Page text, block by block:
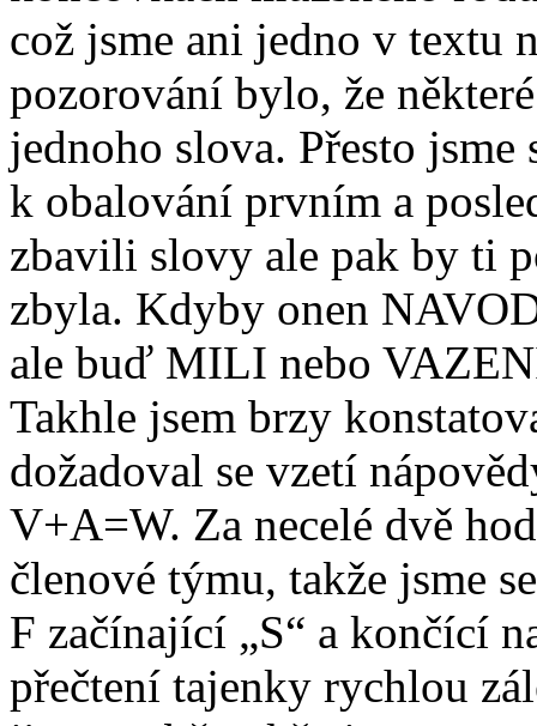
což jsme ani jedno v textu
pozorování bylo, že
jednoho slova. Přesto
k obalování prvním a
zbavili slovy ale pak by ti
zbyla. Kdyby onen
ale buď MILI nebo
Takhle jsem brzy
dožadoval se vzetí
V+A=W. Za necelé dvě
členové týmu, takže jsme
F začínající „S“ a končící
přečtení tajenky rychlou